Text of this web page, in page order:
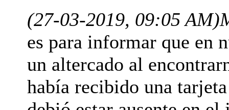
(27-03-2019, 09:05 AM)
es para informar que en
un altercado al
había recibido una